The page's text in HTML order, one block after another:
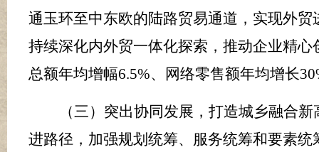
通玉环至中东欧的陆路贸易通道，实现外
持续深化内外贸一体化探索，推动企业精
总额年均增幅6.5%、网络零售额年均增长
（三）突出协同发展，打造城乡融合新
进路径，加强规划统筹、服务统筹和要素